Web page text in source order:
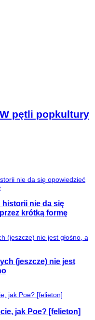
pętli popkultury
historii nie da się
krótką formę
(jeszcze) nie jest
jak Poe? [felieton]